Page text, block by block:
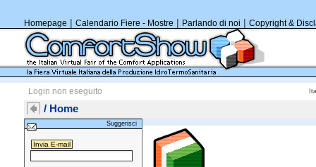
Homepage | Calendario Fiere - Mostre | Parlando di noi | Copyright &
Login non eseguito
/ Home
Suggerisci